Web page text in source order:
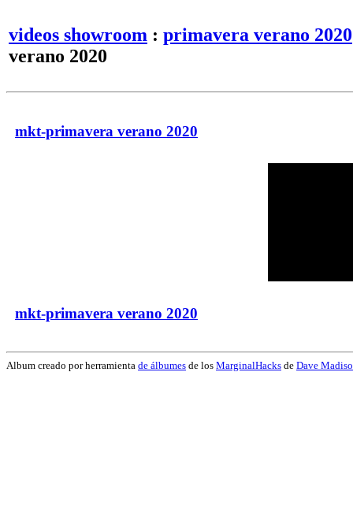
videos showroom : primavera verano 2020
verano 2020
mkt-primavera verano 2020
mkt-primavera verano 2020
Album creado por herramienta de álbumes de los MarginalHacks de Dave